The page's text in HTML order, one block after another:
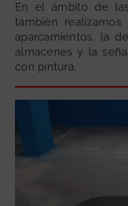
En el ámbito de
también
aparcamientos, la
almacenes y la
con pintura.